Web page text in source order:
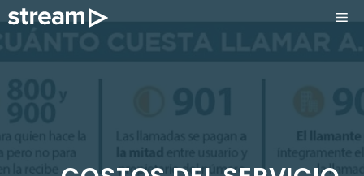
Saltar